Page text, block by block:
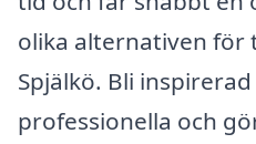
olika alternativen för
Spjälkö. Bli
professionella och